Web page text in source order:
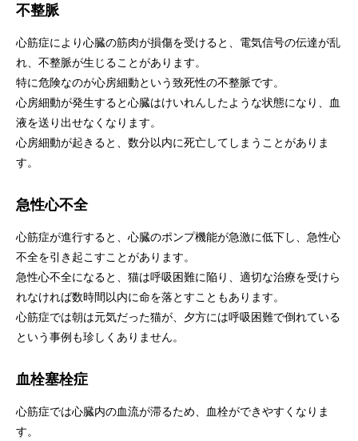
不整脈
心筋症により心臓の筋肉が損傷を受けると、電気信号の伝達が乱
れ、不整脈が生じることがあります。
特に危険なのが心房細動という致死性の不整脈です。
心房細動が発生すると心臓はけいれんしたような状態になり、血
液を送り出せなくなります。
心房細動が起きると、数分以内に死亡してしまうことがありま
す。
急性心不全
心筋症が進行すると、心臓のポンプ機能が急激に低下し、急性心
不全を引き起こすことがあります。
急性心不全になると、猫は呼吸困難に陥り、適切な治療を受けら
れなければ数時間以内に命を落とすこともあります。
心筋症では朝は元気だった猫が、夕方には呼吸困難で倒れている
という事例も珍しくありません。
血栓塞栓症
心筋症では心臓内の血流が滞るため、血栓ができやすくなりま
す。